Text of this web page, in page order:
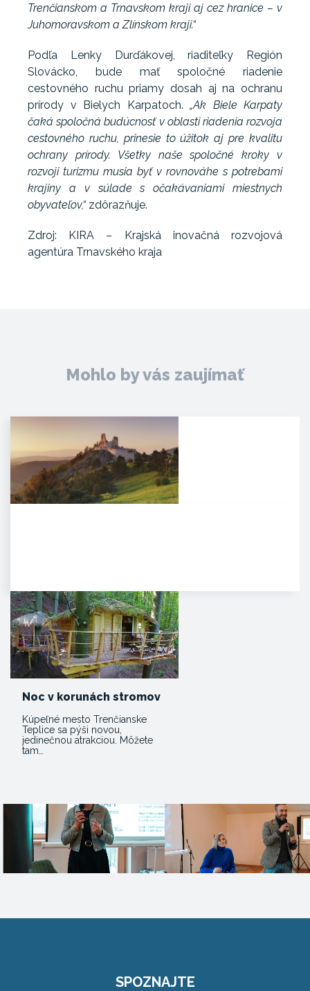
Trenčianskom a Trnavskom kraji aj cez hranice – v
Juhomoravskom a Zlínskom kraji.“
Podľa Lenky Durďákovej, riaditeľky Región
Slovácko, bude mať spoločné riadenie
cestovného ruchu priamy dosah aj na ochranu
prírody v Bielych Karpatoch. „Ak Biele Karpaty
čaká spoločná budúcnosť v oblasti riadenia rozvoja
cestovného ruchu, prinesie to úžitok aj pre kvalitu
ochrany prírody. Všetky naše spoločné kroky v
rozvoji turizmu musia byť v rovnováhe s potrebami
krajiny a v súlade s očakávaniami miestnych
obyvateľov,“ zdôrazňuje.
Zdroj: KIRA – Krajská inovačná rozvojová
agentúra Trnavského kraja
Mohlo by vás zaujímať
Noc v korunách stromov
Kúpeľné mesto Trenčianske
Teplice sa pýši novou,
jedinečnou atrakciou. Môžete
tam…
SPOZNAJTE